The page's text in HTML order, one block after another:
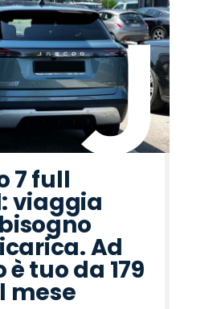
7 full
viaggia
Ad
tuo da 179
mese